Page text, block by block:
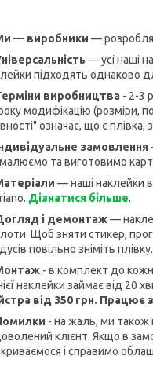
— виробники —
— усі наші
підходять однаково
виробництва - 2-3
модифікацію (розміри,
означає, що є
замовлення
та виготовимо
— наші наклейки
Дізнатися більше.
і демонтаж—
Щоб зняти стикер,
повільно зніміть плівку.
- в комплект до
наклейки займає від 20
від 350 грн. Працює
- на жаль, ми також
клієнт. Якщо в
і справимо